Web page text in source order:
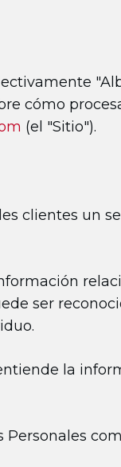
cómo
(el "Sitio").
clientes un
ser
la